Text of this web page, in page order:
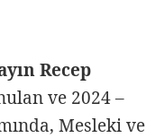
Recep
ve 2024 –
Mesleki ve